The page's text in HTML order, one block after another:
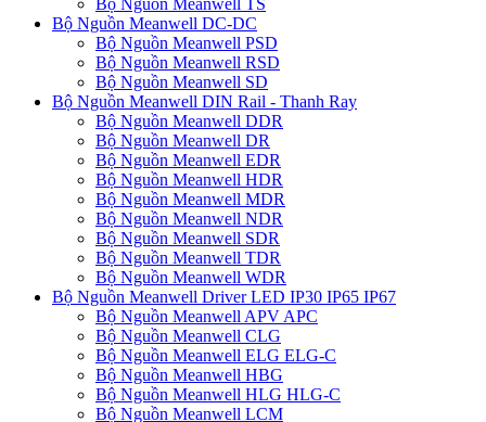
Bộ Nguồn Meanwell TS
Bộ Nguồn Meanwell DC-DC
Bộ Nguồn Meanwell PSD
Bộ Nguồn Meanwell RSD
Bộ Nguồn Meanwell SD
Bộ Nguồn Meanwell DIN Rail - Thanh Ray
Bộ Nguồn Meanwell DDR
Bộ Nguồn Meanwell DR
Bộ Nguồn Meanwell EDR
Bộ Nguồn Meanwell HDR
Bộ Nguồn Meanwell MDR
Bộ Nguồn Meanwell NDR
Bộ Nguồn Meanwell SDR
Bộ Nguồn Meanwell TDR
Bộ Nguồn Meanwell WDR
Bộ Nguồn Meanwell Driver LED IP30 IP65 IP67
Bộ Nguồn Meanwell APV APC
Bộ Nguồn Meanwell CLG
Bộ Nguồn Meanwell ELG ELG-C
Bộ Nguồn Meanwell HBG
Bộ Nguồn Meanwell HLG HLG-C
Bộ Nguồn Meanwell LCM